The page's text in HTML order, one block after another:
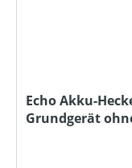
Echo Akku-
Grundgerät